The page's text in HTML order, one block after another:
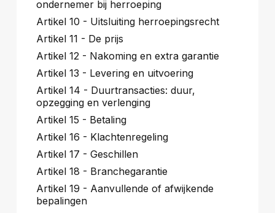
ondernemer bij herroeping
Artikel 10 - Uitsluiting herroepingsrecht
Artikel 11 - De prijs
Artikel 12 - Nakoming en extra garantie
Artikel 13 - Levering en uitvoering
Artikel 14 - Duurtransacties: duur,
opzegging en verlenging
Artikel 15 - Betaling
Artikel 16 - Klachtenregeling
Artikel 17 - Geschillen
Artikel 18 - Branchegarantie
Artikel 19 - Aanvullende of afwijkende
bepalingen